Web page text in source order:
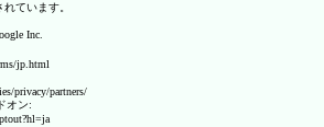
ています。
Inc.
jp.html
privacy/partners/
オン: